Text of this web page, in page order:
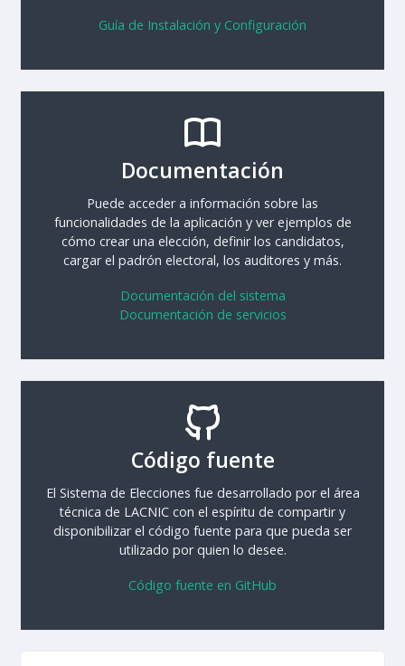
Guía de Instalación y Configuración
Documentación
Puede acceder a información sobre las
funcionalidades de la aplicación y ver ejemplos de
cómo crear una elección, definir los candidatos,
cargar el padrón electoral, los auditores y más.
Documentación del sistema
Documentación de servicios
Código fuente
El Sistema de Elecciones fue desarrollado por el área
técnica de LACNIC con el espíritu de compartir y
disponibilizar el código fuente para que pueda ser
utilizado por quien lo desee.
Código fuente en GitHub